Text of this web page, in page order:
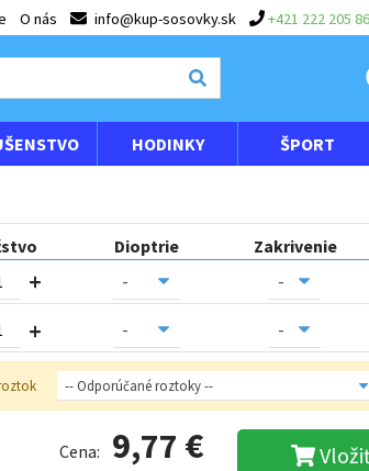
O nás info@kup-sosovky.sk +421 222 205
HODINKY ŠPORT
Dioptrie Zakrivenie
Cena: 9,77 €